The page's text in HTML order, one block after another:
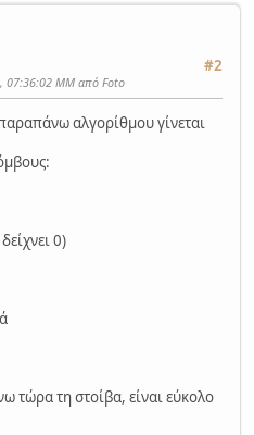
#2
07:36:02 ΜΜ από Foto
αλγορίθμου γίνεται
0)
τώρα τη στοίβα, είναι εύκολο